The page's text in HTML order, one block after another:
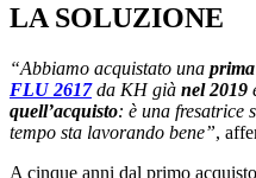
LA SOLUZIONE
“Abbiamo acquistato una
FLU 2617da KH già nel 2019
quell’acquisto: è una fresatrice
tempo sta lavorando bene”,
A cinque anni dal primo